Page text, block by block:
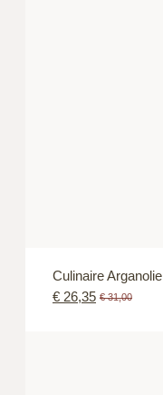
Culinaire Arganolie
€31,00
€ 26,35